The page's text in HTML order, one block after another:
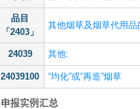
品目
「2403」
其他烟草及烟草代用
24039 其他:
24039100 “均化”或“再造”烟草
申报实例汇总